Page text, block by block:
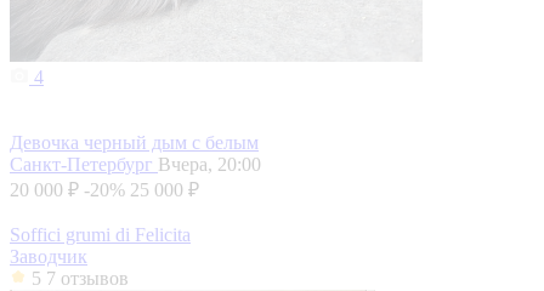
4
Девочка черный дым с белым
Санкт-Петербург Вчера, 20:00
20 000 ₽ -20% 25 000 ₽
Soffici grumi di Felicita
Заводчик
5 7 отзывов